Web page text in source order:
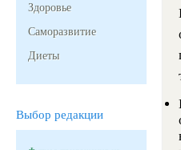
Здоровье
Саморазвитие
Диеты
Выбор редакции